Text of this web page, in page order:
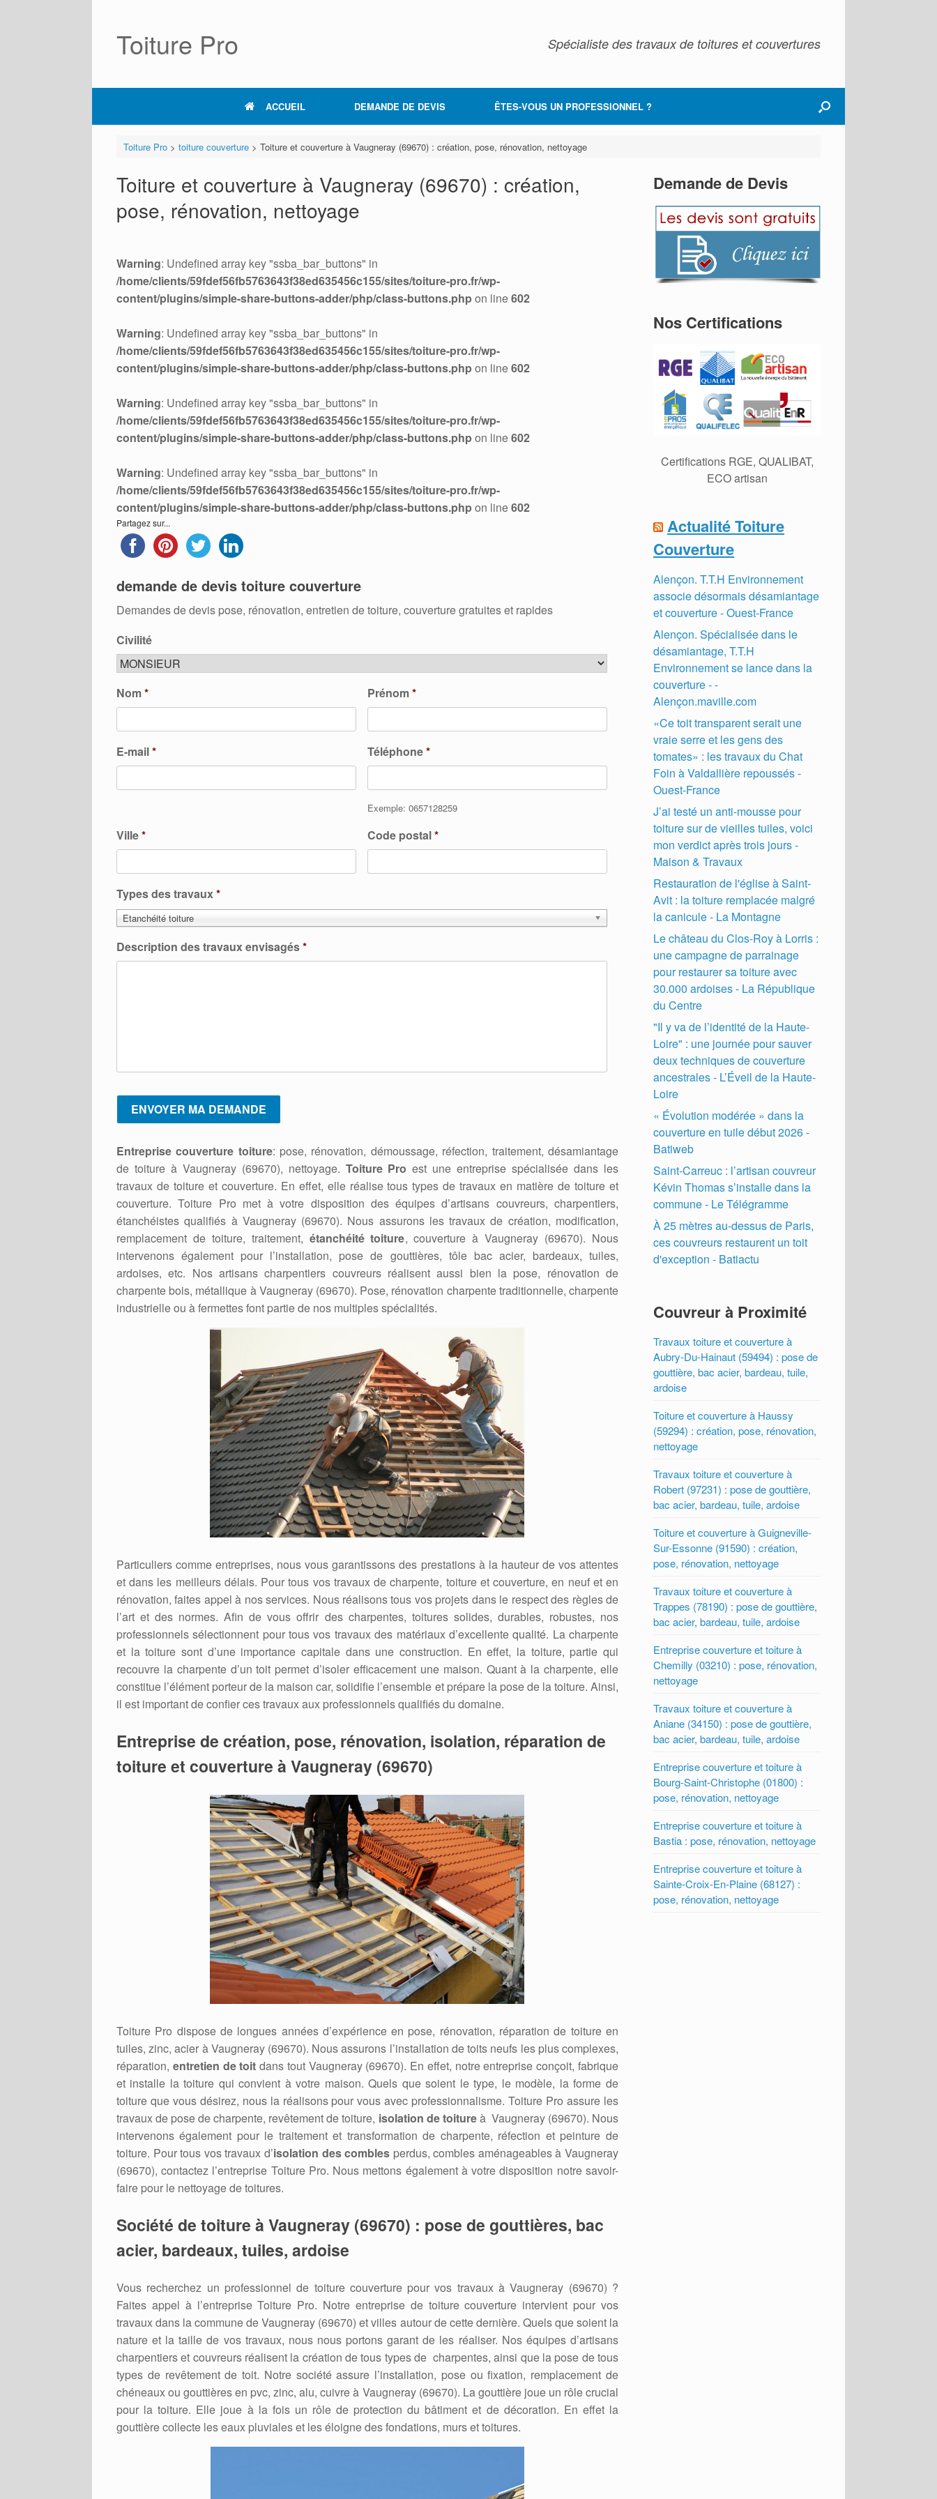
Toiture Pro Spécialiste des travaux de toitures et couvertures
ACCUEIL DEMANDE DE DEVIS ÊTES-VOUS UN PROFESSIONNEL ?
Toiture Pro> toiture couverture> Toiture et couverture à Vaugneray (69670) : création, pose, rénovation, nettoyage
Toiture et couverture à Vaugneray (69670) : création,
pose, rénovation, nettoyage
Warning: Undefined array key "ssba_bar_buttons" in
/home/clients/59fdef56fb5763643f38ed635456c155/sites/toiture-pro.fr/wp-
content/plugins/simple-share-buttons-adder/php/class-buttons.php on line602
Warning: Undefined array key "ssba_bar_buttons" in
/home/clients/59fdef56fb5763643f38ed635456c155/sites/toiture-pro.fr/wp-
content/plugins/simple-share-buttons-adder/php/class-buttons.php on line602
Warning: Undefined array key "ssba_bar_buttons" in
/home/clients/59fdef56fb5763643f38ed635456c155/sites/toiture-pro.fr/wp-
content/plugins/simple-share-buttons-adder/php/class-buttons.php on line602
Warning: Undefined array key "ssba_bar_buttons" in
/home/clients/59fdef56fb5763643f38ed635456c155/sites/toiture-pro.fr/wp-
content/plugins/simple-share-buttons-adder/php/class-buttons.php on line602
Partagez sur...
demande de devis toiture couverture
Demandes de devis pose, rénovation, entretien de toiture, couverture gratuites et rapides
Civilité
Nom* Prénom*
E-mail* Téléphone*
Exemple: 0657128259
Ville* Code postal*
Types des travaux*
Etanchéité toiture
Description des travaux envisagés*
Entreprise couverture toiture: pose, rénovation, démoussage, réfection, traitement, désamiantage
de toiture à Vaugneray (69670), nettoyage. Toiture Pro est une entreprise spécialisée dans les
travaux de toiture et couverture. En effet, elle réalise tous types de travaux en matière de toiture et
couverture. Toiture Pro met à votre disposition des équipes d’artisans couvreurs, charpentiers,
étanchéistes qualifiés à Vaugneray (69670). Nous assurons les travaux de création, modification,
remplacement de toiture, traitement, étanchéité toiture, couverture à Vaugneray (69670). Nous
intervenons également pour l’installation, pose de gouttières, tôle bac acier, bardeaux, tuiles,
ardoises, etc. Nos artisans charpentiers couvreurs réalisent aussi bien la pose, rénovation de
charpente bois, métallique à Vaugneray (69670). Pose, rénovation charpente traditionnelle, charpente
industrielle ou à fermettes font partie de nos multiples spécialités.
Particuliers comme entreprises, nous vous garantissons des prestations à la hauteur de vos attentes
et dans les meilleurs délais. Pour tous vos travaux de charpente, toiture et couverture, en neuf et en
rénovation, faites appel à nos services. Nous réalisons tous vos projets dans le respect des règles de
l’art et des normes. Afin de vous offrir des charpentes, toitures solides, durables, robustes, nos
professionnels sélectionnent pour tous vos travaux des matériaux d’excellente qualité. La charpente
et la toiture sont d’une importance capitale dans une construction. En effet, la toiture, partie qui
recouvre la charpente d’un toit permet d’isoler efficacement une maison. Quant à la charpente, elle
constitue l’élément porteur de la maison car, solidifie l’ensemble et prépare la pose de la toiture. Ainsi,
il est important de confier ces travaux aux professionnels qualifiés du domaine.
Entreprise de création, pose, rénovation, isolation, réparation de
toiture et couverture à Vaugneray (69670)
Toiture Pro dispose de longues années d’expérience en pose, rénovation, réparation de toiture en
tuiles, zinc, acier à Vaugneray (69670). Nous assurons l’installation de toits neufs les plus complexes,
réparation, entretien de toit dans tout Vaugneray (69670). En effet, notre entreprise conçoit, fabrique
et installe la toiture qui convient à votre maison. Quels que soient le type, le modèle, la forme de
toiture que vous désirez, nous la réalisons pour vous avec professionnalisme. Toiture Pro assure les
travaux de pose de charpente, revêtement de toiture, isolation de toitureà Vaugneray (69670). Nous
intervenons également pour le traitement et transformation de charpente, réfection et peinture de
toiture. Pour tous vos travaux d’isolation des combles perdus, combles aménageables à Vaugneray
(69670), contactez l’entreprise Toiture Pro. Nous mettons également à votre disposition notre savoir-
faire pour le nettoyage de toitures.
Société de toiture à Vaugneray (69670) : pose de gouttières, bac
acier, bardeaux, tuiles, ardoise
Vous recherchez un professionnel de toiture couverture pour vos travaux à Vaugneray (69670) ?
Faites appel à l’entreprise Toiture Pro. Notre entreprise de toiture couverture intervient pour vos
travaux dans la commune de Vaugneray (69670) et villes autour de cette dernière. Quels que soient la
nature et la taille de vos travaux, nous nous portons garant de les réaliser. Nos équipes d’artisans
charpentiers et couvreurs réalisent la création de tous types de charpentes, ainsi que la pose de tous
types de revêtement de toit. Notre société assure l’installation, pose ou fixation, remplacement de
chéneaux ou gouttières en pvc, zinc, alu, cuivre à Vaugneray (69670). La gouttière joue un rôle crucial
pour la toiture. Elle joue à la fois un rôle de protection du bâtiment et de décoration. En effet la
gouttière collecte les eaux pluviales et les éloigne des fondations, murs et toitures.
Demande de Devis
Nos Certifications
Certifications RGE, QUALIBAT,
ECO artisan
Actualité Toiture
Couverture
Alençon. T.T.H Environnement
associe désormais désamiantage
et couverture - Ouest-France
Alençon. Spécialisée dans le
désamiantage, T.T.H
Environnement se lance dans la
couverture - -
Alençon.maville.com
«Ce toit transparent serait une
vraie serre et les gens des
tomates» : les travaux du Chat
Foin à Valdallière repoussés -
Ouest-France
J’ai testé un anti-mousse pour
toiture sur de vieilles tuiles, voici
mon verdict après trois jours -
Maison & Travaux
Restauration de l'église à Saint-
Avit : la toiture remplacée malgré
la canicule - La Montagne
Le château du Clos-Roy à Lorris :
une campagne de parrainage
pour restaurer sa toiture avec
30.000 ardoises - La République
du Centre
"Il y va de l’identité de la Haute-
Loire" : une journée pour sauver
deux techniques de couverture
ancestrales - L’Éveil de la Haute-
Loire
« Évolution modérée » dans la
couverture en tuile début 2026 -
Batiweb
Saint-Carreuc : l’artisan couvreur
Kévin Thomas s’installe dans la
commune - Le Télégramme
À 25 mètres au-dessus de Paris,
ces couvreurs restaurent un toit
d'exception - Batiactu
Couvreur à Proximité
Travaux toiture et couverture à
Aubry-Du-Hainaut (59494) : pose de
gouttière, bac acier, bardeau, tuile,
ardoise
Toiture et couverture à Haussy
(59294) : création, pose, rénovation,
nettoyage
Travaux toiture et couverture à
Robert (97231) : pose de gouttière,
bac acier, bardeau, tuile, ardoise
Toiture et couverture à Guigneville-
Sur-Essonne (91590) : création,
pose, rénovation, nettoyage
Travaux toiture et couverture à
Trappes (78190) : pose de gouttière,
bac acier, bardeau, tuile, ardoise
Entreprise couverture et toiture à
Chemilly (03210) : pose, rénovation,
nettoyage
Travaux toiture et couverture à
Aniane (34150) : pose de gouttière,
bac acier, bardeau, tuile, ardoise
Entreprise couverture et toiture à
Bourg-Saint-Christophe (01800) :
pose, rénovation, nettoyage
Entreprise couverture et toiture à
Bastia : pose, rénovation, nettoyage
Entreprise couverture et toiture à
Sainte-Croix-En-Plaine (68127) :
pose, rénovation, nettoyage